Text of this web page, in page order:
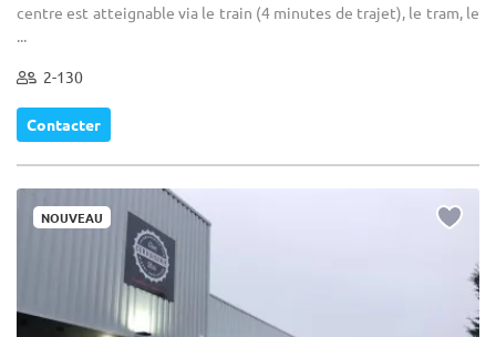
centre est atteignable via le train (4 minutes de trajet), le tram, le
...
2-130
Contacter
NOUVEAU